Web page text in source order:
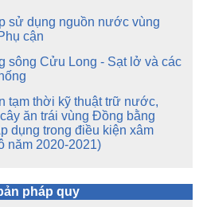
sử dụng nguồn nước vùng
cận
sông Cửu Long - Sạt lở và các
tạm thời kỹ thuật trữ nước,
ăn trái vùng Đồng bằng
dụng trong điều kiện xâm
năm 2020-2021)
pháp quy